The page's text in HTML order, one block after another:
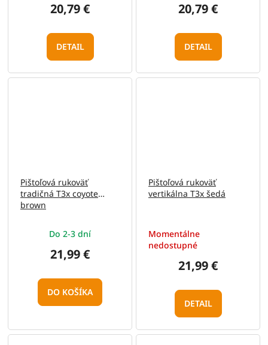
20,79 €
DETAIL
20,79 €
DETAIL
Pištoľová rukoväť
tradičná T3x coyote
brown
Do 2-3 dní
21,99 €
DO KOŠÍKA
Pištoľová rukoväť
vertikálna T3x šedá
Momentálne
nedostupné
21,99 €
DETAIL